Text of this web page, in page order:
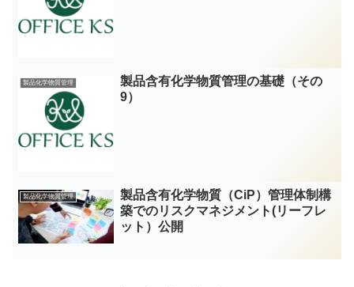
製品化学物質管理
製品含有化学物質管理の基礎（その
9）
製品化学物質管理
製品含有化学物質（CiP）管理体制構
築でのリスクマネジメント(リーフレ
ット）公開